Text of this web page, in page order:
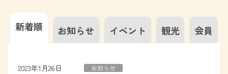
新着順 お知らせ イベント 観光 会員
2023年1月26日 お知らせ